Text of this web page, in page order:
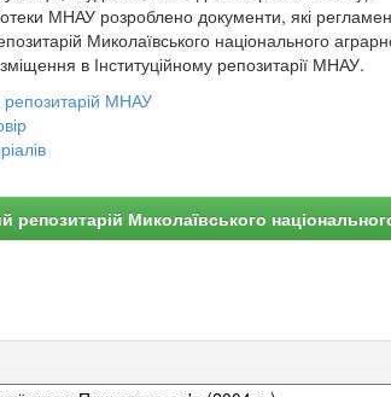
МНАУ розроблено документи, які
Миколаївського національного
в Інституційному репозитарії МНАУ.
МНАУ
репозитарій Миколаївського